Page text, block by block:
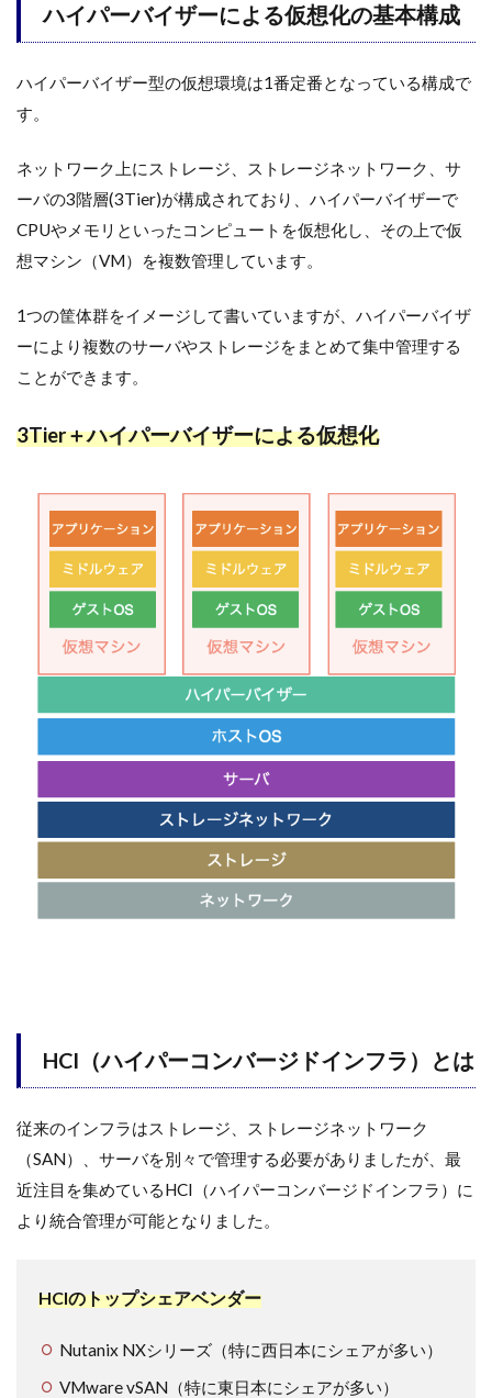
ハイパーバイザーによる仮想化の基本構成
ハイパーバイザー型の仮想環境は1番定番となっている構成で
す。
ネットワーク上にストレージ、ストレージネットワーク、サ
ーバの3階層(3Tier)が構成されており、ハイパーバイザーで
CPUやメモリといったコンピュートを仮想化し、その上で仮
想マシン（VM）を複数管理しています。
1つの筐体群をイメージして書いていますが、ハイパーバイザ
ーにより複数のサーバやストレージをまとめて集中管理する
ことができます。
3Tier＋ハイパーバイザーによる仮想化
HCI（ハイパーコンバージドインフラ）とは
従来のインフラはストレージ、ストレージネットワーク
（SAN）、サーバを別々で管理する必要がありましたが、最
近注目を集めているHCI（ハイパーコンバージドインフラ）に
より統合管理が可能となりました。
HCIのトップシェアベンダー
Nutanix NXシリーズ（特に西日本にシェアが多い）
VMware vSAN（特に東日本にシェアが多い）